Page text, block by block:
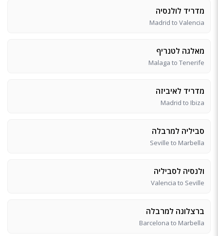
מדריד לולנסיה
Madrid to Valencia
מאלגה לטנריף
Malaga to Tenerife
מדריד לאיביזה
Madrid to Ibiza
סביליה למרבלה
Seville to Marbella
ולנסיה לסביליה
Valencia to Seville
ברצלונה למרבלה
Barcelona to Marbella